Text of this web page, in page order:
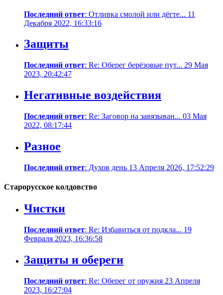
Последний ответ: Отливка смолой или дёгте... 11
Декабря 2022, 16:33:16
Защиты
Последний ответ: Re: Оберег берёзовые пут... 29 Мая
2023, 20:42:47
Негативные воздействия
Последний ответ: Re: Заговор на завязыван... 03 Мая
2022, 08:17:44
Разное
Последний ответ: Духов день 13 Апреля 2026, 17:52:29
Старорусское колдовство
Чистки
Последний ответ: Re: Избавиться от подкла... 19
Февраля 2023, 16:36:58
Защиты и обереги
Последний ответ: Re: Оберег от оружия 23 Апреля
2023, 16:27:04